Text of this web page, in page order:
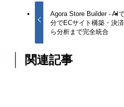
Agora Store Builder - AI
分でECサイト構築・決
ら分析まで完全統合
関連記事